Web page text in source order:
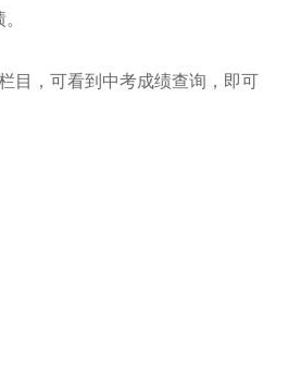
目，可看到中考成绩查询，即可